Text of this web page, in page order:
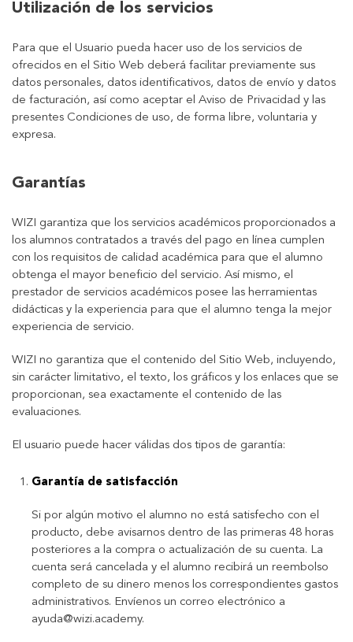
Utilización de los servicios
Para que el Usuario pueda hacer uso de los servicios de
ofrecidos en el Sitio Web deberá facilitar previamente sus
datos personales, datos identificativos, datos de envío y datos
de facturación, así como aceptar el Aviso de Privacidad y las
presentes Condiciones de uso, de forma libre, voluntaria y
expresa.
Garantías
WIZI garantiza que los servicios académicos proporcionados a
los alumnos contratados a través del pago en línea cumplen
con los requisitos de calidad académica para que el alumno
obtenga el mayor beneficio del servicio. Así mismo, el
prestador de servicios académicos posee las herramientas
didácticas y la experiencia para que el alumno tenga la mejor
experiencia de servicio.
WIZI no garantiza que el contenido del Sitio Web, incluyendo,
sin carácter limitativo, el texto, los gráficos y los enlaces que se
proporcionan, sea exactamente el contenido de las
evaluaciones.
El usuario puede hacer válidas dos tipos de garantía:
Garantía de satisfacción
Si por algún motivo el alumno no está satisfecho con el
producto, debe avisarnos dentro de las primeras 48 horas
posteriores a la compra o actualización de su cuenta. La
cuenta será cancelada y el alumno recibirá un reembolso
completo de su dinero menos los correspondientes gastos
administrativos. Envíenos un correo electrónico a
ayuda@wizi.academy.